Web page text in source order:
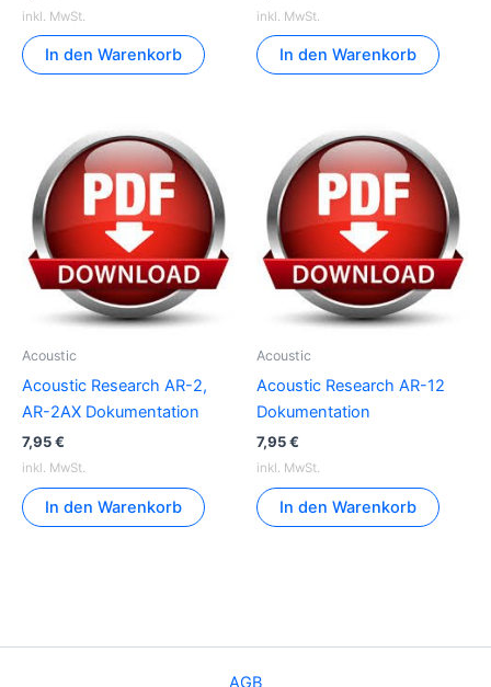
inkl. MwSt.
In den Warenkorb
inkl. MwSt.
In den Warenkorb
Acoustic
Acoustic Research AR-2,
AR-2AX Dokumentation
7,95€
inkl. MwSt.
In den Warenkorb
Acoustic
Acoustic Research AR-12
Dokumentation
7,95€
inkl. MwSt.
In den Warenkorb
AGB